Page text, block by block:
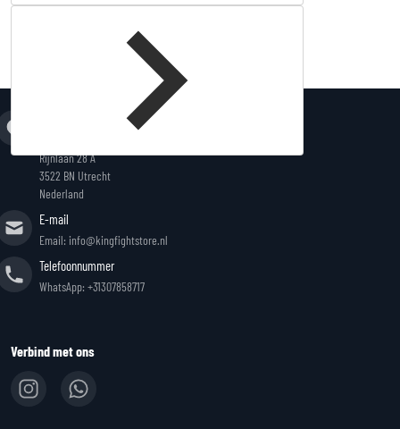
Rijnlaan 28 A
3522 BN Utrecht
Nederland
E-mail
Email: info@kingfightstore.nl
Telefoonnummer
WhatsApp: +31307858717
Verbind met ons